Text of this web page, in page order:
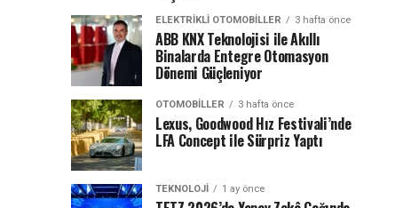
ELEKTRIKLI OTOMOBILLER 3 hafta önce
ABB KNX Teknolojisi ile Akıllı
Binalarda Entegre Otomasyon
Dönemi Güçleniyor
OTOMOBILLER 3 hafta önce
Lexus, Goodwood Hız Festivali’nde
LFA Concept ile Sürpriz Yaptı
TEKNOLOJI 1 ay önce